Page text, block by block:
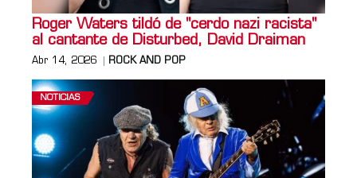
Roger Waters tildó de "cerdo nazi racista"
al cantante de Disturbed, David Draiman
Abr 14, 2026 ROCK AND POP
NOTICIAS